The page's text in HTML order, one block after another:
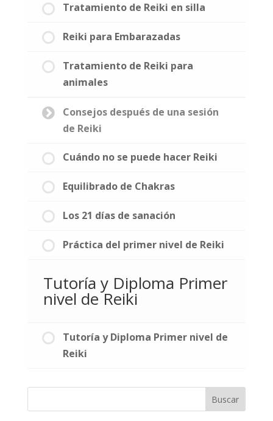
Tratamiento de Reiki en silla
Reiki para Embarazadas
Tratamiento de Reiki para
animales
Consejos después de una sesión
de Reiki
Cuándo no se puede hacer Reiki
Equilibrado de Chakras
Los 21 días de sanación
Práctica del primer nivel de Reiki
Tutoría y Diploma Primer
nivel de Reiki
Tutoría y Diploma Primer nivel de
Reiki